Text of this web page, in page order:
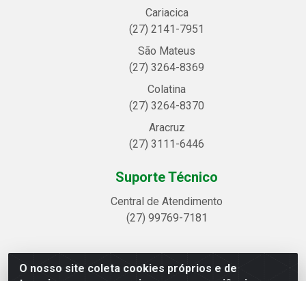
O nosso site coleta cookies próprios e de
Cariacica
(27) 2141-7951
São Mateus
(27) 3264-8369
Colatina
(27) 3264-8370
Aracruz
(27) 3111-6446
Suporte Técnico
Central de Atendimento
(27) 99769-7181
Linhavix Distribuidora LTDA - Avenida Alegre, 2521 -